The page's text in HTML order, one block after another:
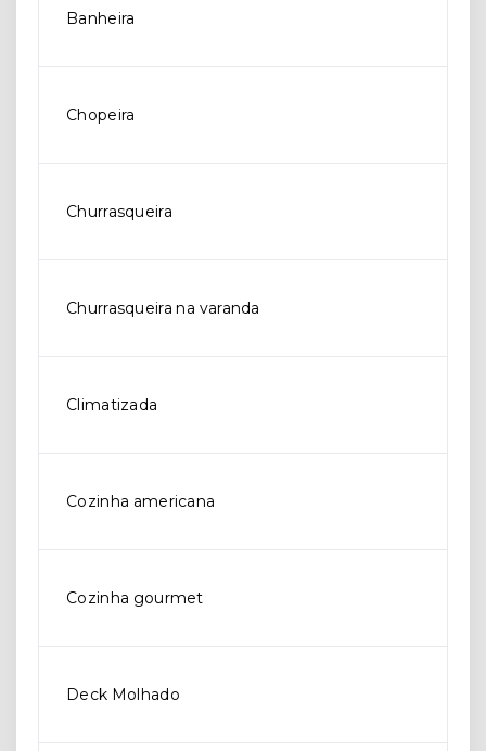
Banheira
Chopeira
Churrasqueira
Churrasqueira na varanda
Climatizada
Cozinha americana
Cozinha gourmet
Deck Molhado